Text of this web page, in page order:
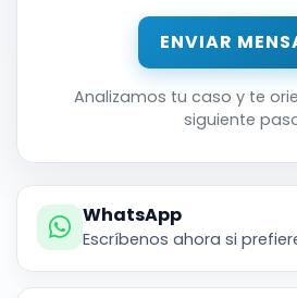
ENVIAR
Analizamos tu caso y te
siguiente
WhatsApp
Escríbenos ahora si